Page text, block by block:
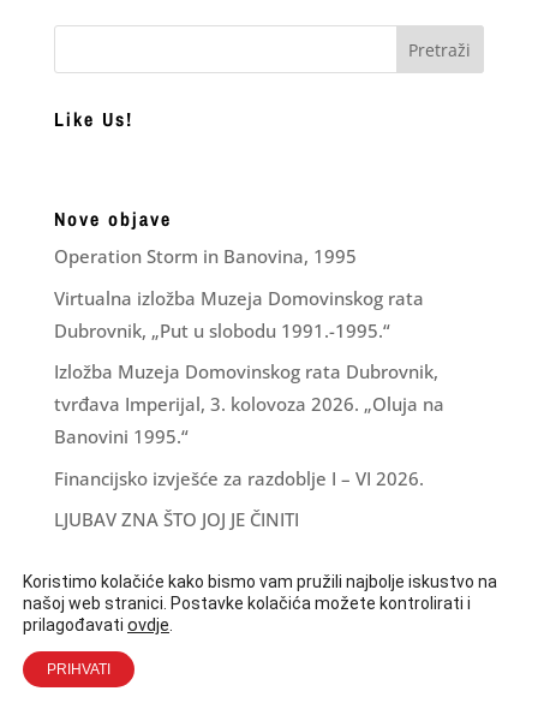
Like Us!
Nove objave
Operation Storm in Banovina, 1995
Virtualna izložba Muzeja Domovinskog rata
Dubrovnik, „Put u slobodu 1991.-1995.“
Izložba Muzeja Domovinskog rata Dubrovnik,
tvrđava Imperijal, 3. kolovoza 2026. „Oluja na
Banovini 1995.“
Financijsko izvješće za razdoblje I – VI 2026.
LJUBAV ZNA ŠTO JOJ JE ČINITI
Koristimo kolačiće kako bismo vam pružili najbolje iskustvo na
našoj web stranici. Postavke kolačića možete kontrolirati i
prilagođavati ovdje.
PRIHVATI